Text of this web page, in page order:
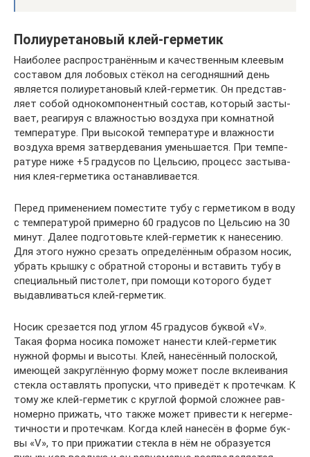
Полиуретановый клей-герметик
Наи­бо­лее рас­про­стра­нён­ным и каче­ствен­ным кле­е­вым
соста­вом для лобо­вых стё­кол на сего­дняш­ний день
явля­ет­ся поли­уре­та­но­вый клей-гер­ме­тик. Он пред­став­
ля­ет собой одно­ком­по­нент­ный состав, кото­рый засты­
ва­ет, реа­ги­руя с влаж­но­стью воз­ду­ха при ком­нат­ной
тем­пе­ра­ту­ре. При высо­кой тем­пе­ра­ту­ре и влаж­но­сти
воз­ду­ха вре­мя затвер­де­ва­ния умень­ша­ет­ся. При тем­пе­
ра­ту­ре ниже +5 гра­ду­сов по Цель­сию, про­цесс засты­ва­
ния клея-гер­ме­ти­ка останавливается.
Перед при­ме­не­ни­ем поме­сти­те тубу с гер­ме­ти­ком в воду
с тем­пе­ра­ту­рой при­мер­но 60 гра­ду­сов по Цель­сию на 30
минут. Далее под­го­товь­те клей-гер­ме­тик к нане­се­нию.
Для это­го нуж­но сре­зать опре­де­лён­ным обра­зом носик,
убрать крыш­ку с обрат­ной сто­ро­ны и вста­вить тубу в
спе­ци­аль­ный писто­лет, при помо­щи кото­ро­го будет
выдав­ли­вать­ся клей-герметик.
Носик сре­за­ет­ся под углом 45 гра­ду­сов бук­вой «V».
Такая фор­ма носи­ка помо­жет нане­сти клей-гер­ме­тик
нуж­ной фор­мы и высо­ты. Клей, нане­сён­ный полос­кой,
име­ю­щей закруг­лён­ную фор­му может после вкле­и­ва­ния
стек­ла остав­лять про­пус­ки, что при­ве­дёт к про­теч­кам. К
тому же клей-гер­ме­тик с круг­лой фор­мой слож­нее рав­
но­мер­но при­жать, что так­же может при­ве­сти к негер­ме­
тич­но­сти и про­теч­кам. Когда клей нане­сён в фор­ме бук­
вы «V», то при при­жа­тии стек­ла в нём не обра­зу­ет­ся